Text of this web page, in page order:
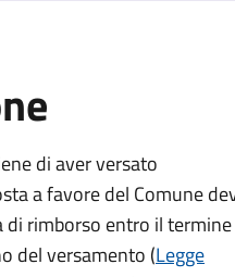
di aver versato
a favore del Comune
di rimborso entro il
del versamento (Legge